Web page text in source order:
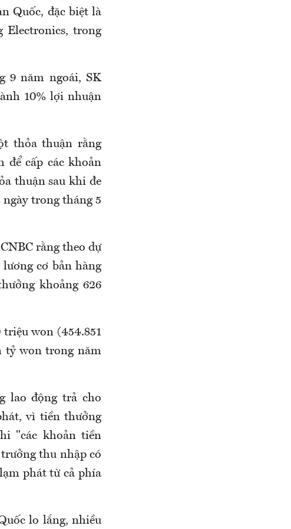
Quốc, đặc biệt là
Electronics, trong
9 năm ngoái, SK
10% lợi nhuận
thỏa thuận rằng
để cấp các khoản
thuận sau khi đe
ngày trong tháng 5
rằng theo dự
cơ bản hàng
khoảng 626
won (454.851
tỷ won trong năm
lao động trả cho
vì tiền thưởng
"các khoản tiền
thu nhập có
phát từ cả phía
lo lắng, nhiều